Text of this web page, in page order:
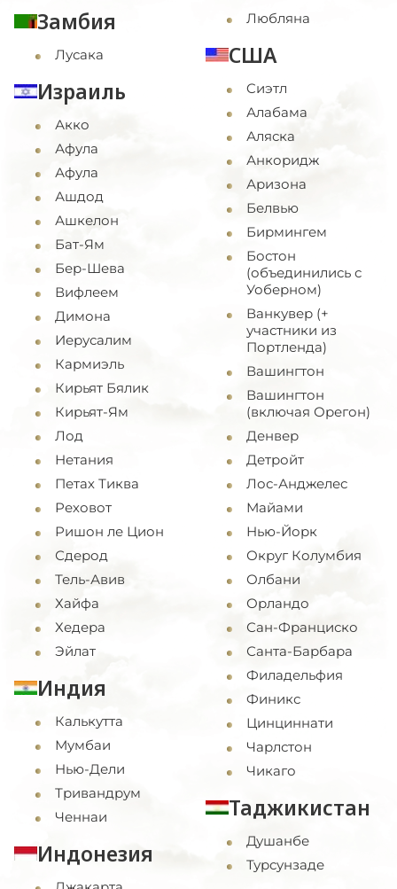
Замбия
Лусака
Израиль
Акко
Афула
Афула
Ашдод
Ашкелон
Бат-Ям
Бер-Шева
Вифлеем
Димона
Иерусалим
Кармиэль
Кирьят Бялик
Кирьят-Ям
Лод
Нетания
Петах Тиква
Реховот
Ришон ле Цион
Сдерод
Тель-Авив
Хайфа
Хедера
Эйлат
Индия
Калькутта
Мумбаи
Нью-Дели
Тривандрум
Ченнаи
Индонезия
Любляна
США
Cиэтл
Алабама
Аляска
Анкоридж
Аризона
Белвью
Бирмингем
Бостон
(объединились с
Уоберном)
Ванкувер (+
участники из
Портленда)
Вашингтон
Вашингтон
(включая Орегон)
Денвер
Детройт
Лос-Анджелес
Майами
Нью-Йорк
Округ Колумбия
Олбани
Орландо
Сан-Франциско
Санта-Барбара
Филадельфия
Финикс
Цинциннати
Чарлстон
Чикаго
Таджикистан
Душанбе
Турсунзаде